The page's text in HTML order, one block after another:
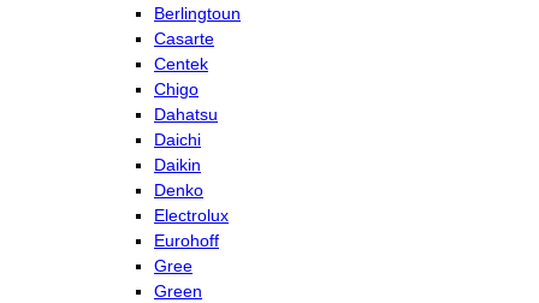
Berlingtoun
Casarte
Centek
Chigo
Dahatsu
Daichi
Daikin
Denko
Electrolux
Eurohoff
Gree
Green